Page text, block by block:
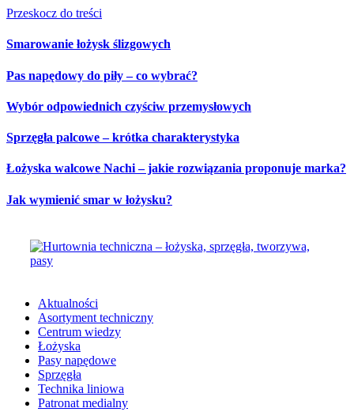
Przeskocz do treści
Smarowanie łożysk ślizgowych
Pas napędowy do piły – co wybrać?
Wybór odpowiednich czyściw przemysłowych
Sprzęgła palcowe – krótka charakterystyka
Łożyska walcowe Nachi – jakie rozwiązania proponuje marka?
Jak wymienić smar w łożysku?
Aktualności
Asortyment techniczny
Centrum wiedzy
Łożyska
Pasy napędowe
Sprzęgła
Technika liniowa
Patronat medialny